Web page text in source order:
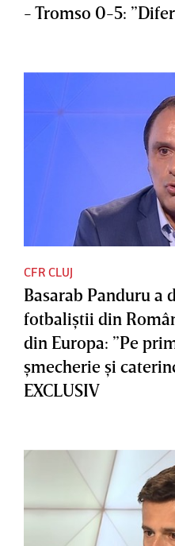
- Tromso 0-5:
CFR CLUJ
Basarab Panduru a
fotbaliştii din
din Europa: ”Pe
şmecherie şi
EXCLUSIV